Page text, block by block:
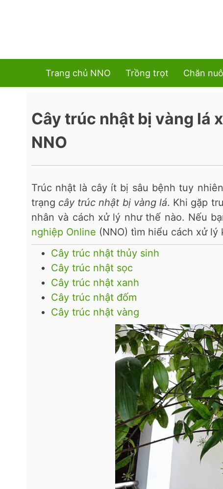
Trang chủ NNO Trồng trọt Chăn
Cây trúc nhật bị vàng lá
NNO
Trúc nhật là cây ít bị sâu bệnh tuy
trạng cây trúc nhật bị vàng lá. Khi gặp
nhân và cách xử lý như thế nào. Nếu
nghiệp Online (NNO) tìm hiểu cách xử lý
Cây trúc nhật thủy sinh
Cây trúc nhật sọc
Cây trúc nhật xanh
Cây trúc nhật đốm
Cây trúc nhật vàng